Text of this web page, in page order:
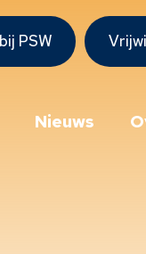
PSW
Nieuws